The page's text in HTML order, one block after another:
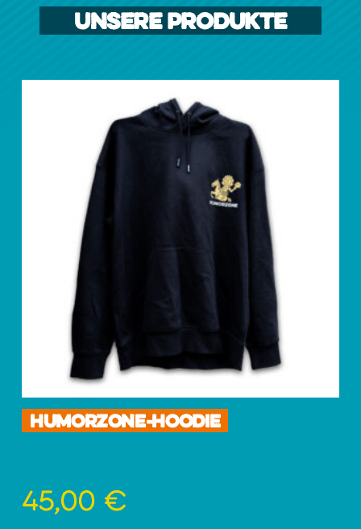
Unsere Produkte
HUMORZONE-HOODIE
45,00 €